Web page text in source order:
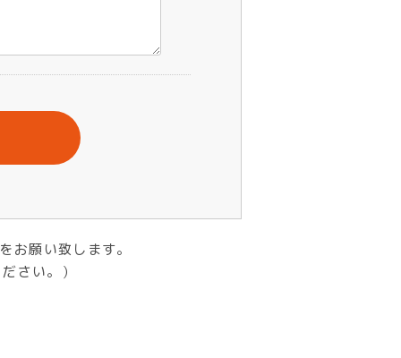
願い致します。
さい。）